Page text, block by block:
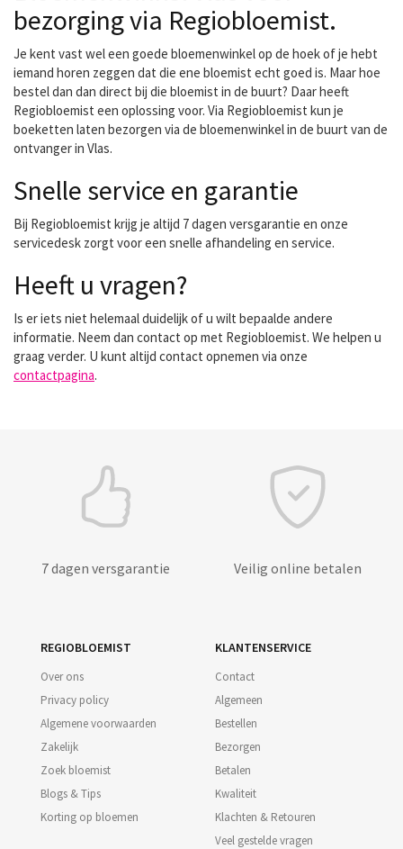
bezorging via Regiobloemist.
Je kent vast wel een goede bloemenwinkel op de hoek of je hebt
iemand horen zeggen dat die ene bloemist echt goed is. Maar hoe
bestel dan dan direct bij die bloemist in de buurt? Daar heeft
Regiobloemist een oplossing voor. Via Regiobloemist kun je
boeketten laten bezorgen via de bloemenwinkel in de buurt van de
ontvanger in Vlas.
Snelle service en garantie
Bij Regiobloemist krijg je altijd 7 dagen versgarantie en onze
servicedesk zorgt voor een snelle afhandeling en service.
Heeft u vragen?
Is er iets niet helemaal duidelijk of u wilt bepaalde andere
informatie. Neem dan contact op met Regiobloemist. We helpen u
graag verder. U kunt altijd contact opnemen via onze
contactpagina.
7 dagen versgarantie Veilig online betalen
REGIOBLOEMIST
Over ons
Privacy policy
Algemene voorwaarden
Zakelijk
Zoek bloemist
Blogs & Tips
Korting op bloemen
KLANTENSERVICE
Contact
Algemeen
Bestellen
Bezorgen
Betalen
Kwaliteit
Klachten & Retouren
Veel gestelde vragen